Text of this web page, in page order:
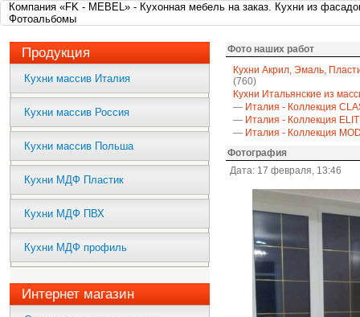
Компания «FK - MEBEL» - Кухонная мебель на заказ. Кухни из
Фотоальбомы
Продукция
Кухни массив Италия
Кухни массив Россия
Кухни массив Польша
Кухни МДФ Пластик
Кухни МДФ ПВХ
Кухни МДФ профиль
Интернет магазин
Фото наших работ
Кухни Акрил, Эмаль,
(760)
Кухни Итальянские из
— Италия - Коллекция
— Италия - Коллекция
— Италия - Коллекция
Фотография
Дата: 17 февраля, 13:46